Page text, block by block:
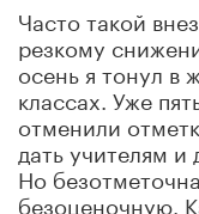
Часто такой
резкому
осень я тонул в
классах. Уже
отменили
дать учителям и
Но
безоценочную.